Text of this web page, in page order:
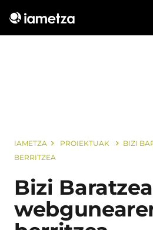
IAMETZA PROIEKTUAK
BIZI
BERRITZEA
Bizi Baratzea